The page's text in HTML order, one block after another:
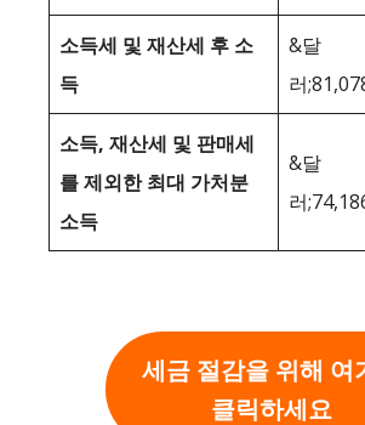
소득세 및 재산세 후 소
득
&달
러
소득, 재산세 및 판매세
를 제외한 최대 가처분
소득
&달
러
세금 절감을 위해 여
클릭하세요